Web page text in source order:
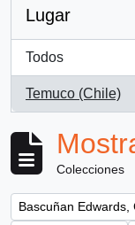
Lugar
Todos
Temuco (Chile)
, 1 resultados
Colecciones
Remove filter:
Bascuñan Edwards,